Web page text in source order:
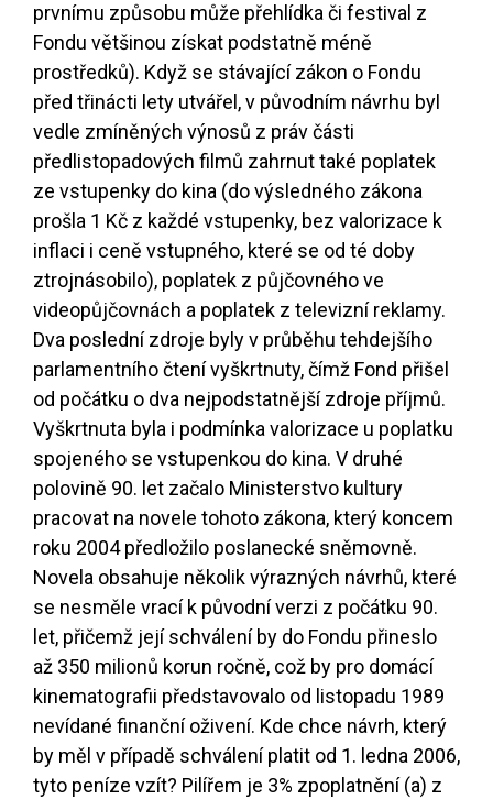
prvnímu způsobu může přehlídka či festival z
Fondu většinou získat podstatně méně
prostředků). Když se stávající zákon o Fondu
před třinácti lety utvářel, v původním návrhu byl
vedle zmíněných výnosů z práv části
předlistopadových filmů zahrnut také poplatek
ze vstupenky do kina (do výsledného zákona
prošla 1 Kč z každé vstupenky, bez valorizace k
inflaci i ceně vstupného, které se od té doby
ztrojnásobilo), poplatek z půjčovného ve
videopůjčovnách a poplatek z televizní reklamy.
Dva poslední zdroje byly v průběhu tehdejšího
parlamentního čtení vyškrtnuty, čímž Fond přišel
od počátku o dva nejpodstatnější zdroje příjmů.
Vyškrtnuta byla i podmínka valorizace u poplatku
spojeného se vstupenkou do kina. V druhé
polovině 90. let začalo Ministerstvo kultury
pracovat na novele tohoto zákona, který koncem
roku 2004 předložilo poslanecké sněmovně.
Novela obsahuje několik výrazných návrhů, které
se nesměle vrací k původní verzi z počátku 90.
let, přičemž její schválení by do Fondu přineslo
až 350 milionů korun ročně, což by pro domácí
kinematografii představovalo od listopadu 1989
nevídané finanční oživení. Kde chce návrh, který
by měl v případě schválení platit od 1. ledna 2006,
tyto peníze vzít? Pilířem je 3% zpoplatnění (a) z